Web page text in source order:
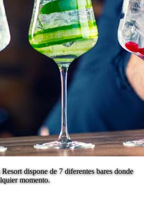
dispone de 7 diferentes bares donde
momento.